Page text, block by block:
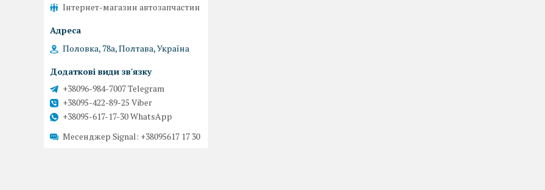
Інтернет-магазин автозапчастин
Половка, 78а, Полтава, Україна
+38096-984-7007 Telegram
+38095-422-89-25 Viber
+38095-617-17-30 WhatsApp
Месенджер Signal +38095617 17 30